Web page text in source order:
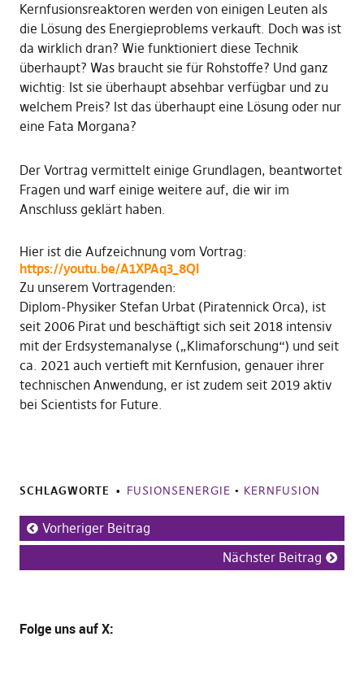
Kernfusionsreaktoren werden von einigen Leuten als
die Lösung des Energieproblems verkauft. Doch was ist
da wirklich dran? Wie funktioniert diese Technik
überhaupt? Was braucht sie für Rohstoffe? Und ganz
wichtig: Ist sie überhaupt absehbar verfügbar und zu
welchem Preis? Ist das überhaupt eine Lösung oder nur
eine Fata Morgana?
Der Vortrag vermittelt einige Grundlagen, beantwortet
Fragen und warf einige weitere auf, die wir im
Anschluss geklärt haben.
Hier ist die Aufzeichnung vom Vortrag:
https://youtu.be/A1XPAq3_8QI
Zu unserem Vortragenden:
Diplom-Physiker Stefan Urbat (Piratennick Orca), ist
seit 2006 Pirat und beschäftigt sich seit 2018 intensiv
mit der Erdsystemanalyse („Klimaforschung“) und seit
ca. 2021 auch vertieft mit Kernfusion, genauer ihrer
technischen Anwendung, er ist zudem seit 2019 aktiv
bei Scientists for Future.
SCHLAGWORTE FUSIONSENERGIE • KERNFUSION
Vorheriger Beitrag
Nächster Beitrag
Folge unsauf X: